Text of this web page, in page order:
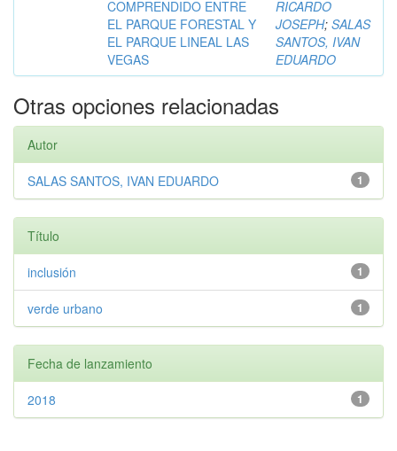
COMPRENDIDO ENTRE
EL PARQUE FORESTAL Y
EL PARQUE LINEAL LAS
VEGAS
RICARDO
JOSEPH; SALAS
SANTOS, IVAN
EDUARDO
Otras opciones relacionadas
Autor
1
SALAS SANTOS, IVAN EDUARDO
Título
1
inclusión
1
verde urbano
Fecha de lanzamiento
1
2018